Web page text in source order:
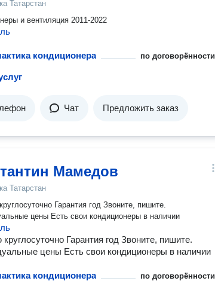
Татарстан
и вентиляция 2011-2022
кондиционера по договорённости
Чат Предложить заказ
Мамедов
Татарстан
Гарантия год Звоните, пишите.
цены Есть свои кондиционеры в наличии
Гарантия год Звоните, пишите.
цены Есть свои кондиционеры в наличии
кондиционера по договорённости